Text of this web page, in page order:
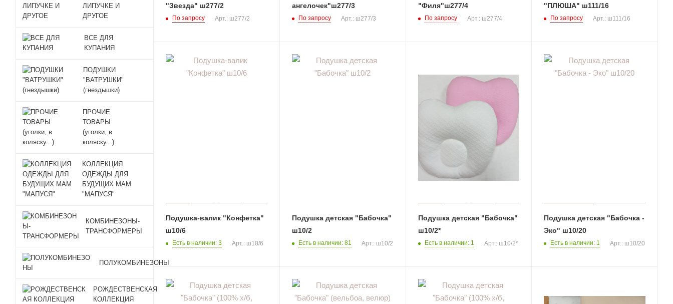
"Звезда" ш277/2
По запросу Арт.: ш277/2
ангелочек"ш277/3
По запросу Арт.: ш277/3
"Филя"ш277/4
По запросу Арт.: ш277/4
"ПЛЮША" ш111/16
По запросу Арт.: ш111/16
Подушка-валик "Конфетка"
ш10/6
Есть в наличии: 3 Арт.: ш10/6
Подушка детская "Бабочка"
ш10/2
Есть в наличии: 81 Арт.: ш10/2
Подушка детская "Бабочка"
ш10/2*
Есть в наличии: 1 Арт.: ш10/2*
Подушка детская "Бабочка -
Эко" ш10/20
Есть в наличии: 1 Арт.: ш10/20
ЛИПУЧКЕ И
ДРУГОЕ
ВСЕ ДЛЯ
КУПАНИЯ
ПОДУШКИ
"ВАТРУШКИ"
(гнездышки)
ПРОЧИЕ
ТОВАРЫ
(уголки, в
коляску...)
КОЛЛЕКЦИЯ
ОДЕЖДЫ ДЛЯ
БУДУЩИХ МАМ
"МАПУСЯ"
КОМБИНЕЗОНЫ-
ТРАНСФОРМЕРЫ
ПОЛУКОМБИНЕЗОНЫ
РОЖДЕСТВЕНСКАЯ
КОЛЛЕКЦИЯ